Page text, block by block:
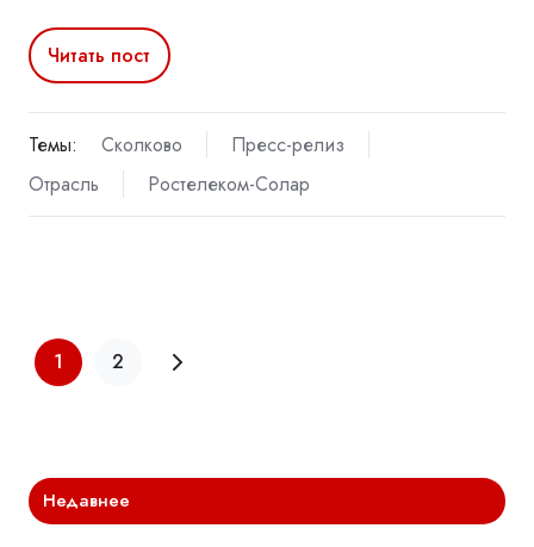
Читать пост
Темы: Сколково
Пресс-релиз
Отрасль
Ростелеком-Солар
1 2
Недавнее